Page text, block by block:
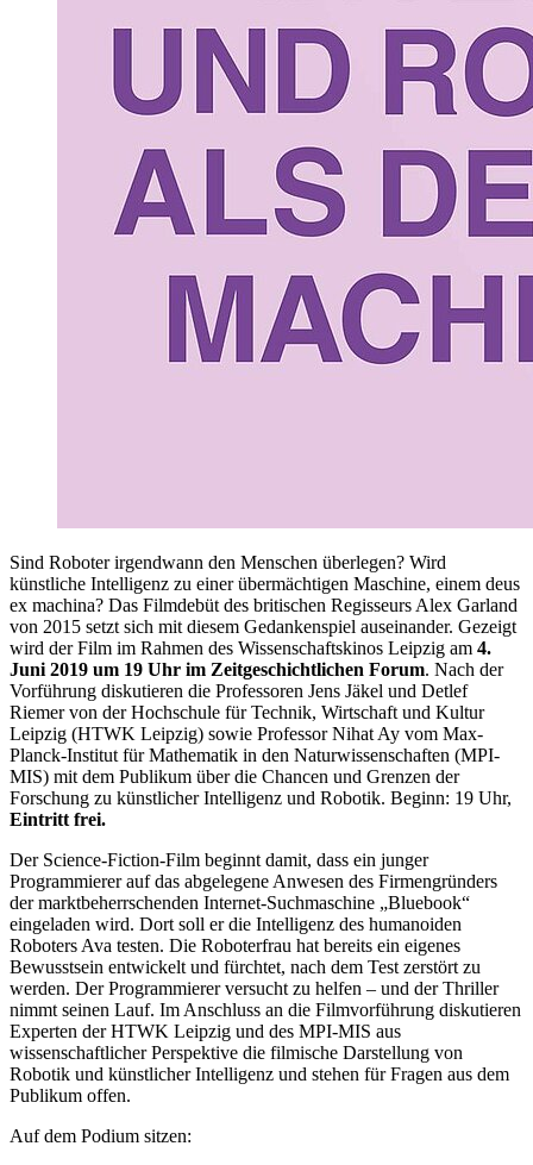
Sind Roboter irgendwann den Menschen überlegen? Wird
künstliche Intelligenz zu einer übermächtigen Maschine, einem deus
ex machina? Das Filmdebüt des britischen Regisseurs Alex Garland
von 2015 setzt sich mit diesem Gedankenspiel auseinander. Gezeigt
wird der Film im Rahmen des Wissenschaftskinos Leipzig am 4.
Juni 2019 um 19 Uhr im Zeitgeschichtlichen Forum. Nach der
Vorführung diskutieren die Professoren Jens Jäkel und Detlef
Riemer von der Hochschule für Technik, Wirtschaft und Kultur
Leipzig (HTWK Leipzig) sowie Professor Nihat Ay vom Max-
Planck-Institut für Mathematik in den Naturwissenschaften (MPI-
MIS) mit dem Publikum über die Chancen und Grenzen der
Forschung zu künstlicher Intelligenz und Robotik. Beginn: 19 Uhr,
Eintritt frei.
Der Science-Fiction-Film beginnt damit, dass ein junger
Programmierer auf das abgelegene Anwesen des Firmengründers
der marktbeherrschenden Internet-Suchmaschine „Bluebook“
eingeladen wird. Dort soll er die Intelligenz des humanoiden
Roboters Ava testen. Die Roboterfrau hat bereits ein eigenes
Bewusstsein entwickelt und fürchtet, nach dem Test zerstört zu
werden. Der Programmierer versucht zu helfen – und der Thriller
nimmt seinen Lauf. Im Anschluss an die Filmvorführung diskutieren
Experten der HTWK Leipzig und des MPI-MIS aus
wissenschaftlicher Perspektive die filmische Darstellung von
Robotik und künstlicher Intelligenz und stehen für Fragen aus dem
Publikum offen.
Auf dem Podium sitzen: